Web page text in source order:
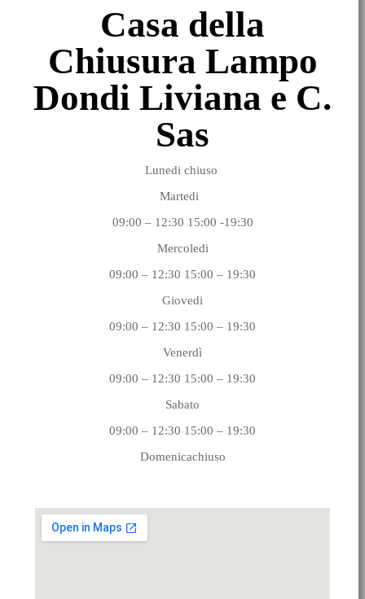
Casa della
Chiusura Lampo
Dondi Liviana e C.
Sas
Lunedi chiuso
Martedi
09:00 – 12:30 15:00 -19:30
Mercoledi
09:00 – 12:30 15:00 – 19:30
Giovedi
09:00 – 12:30 15:00 – 19:30
Venerdì
09:00 – 12:30 15:00 – 19:30
Sabato
09:00 – 12:30 15:00 – 19:30
Domenicachiuso